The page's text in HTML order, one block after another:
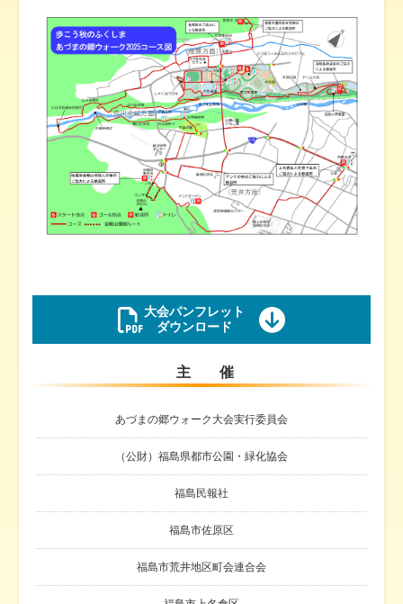
大会パンフレット
ダウンロード
主 催
あづまの郷ウォーク大会実行委員会
（公財）福島県都市公園・緑化協会
福島民報社
福島市佐原区
福島市荒井地区町会連合会